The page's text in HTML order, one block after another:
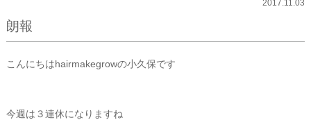
2017.11.03
朗報
こんにちはhairmakegrowの小久保です
今週は３連休になりますね